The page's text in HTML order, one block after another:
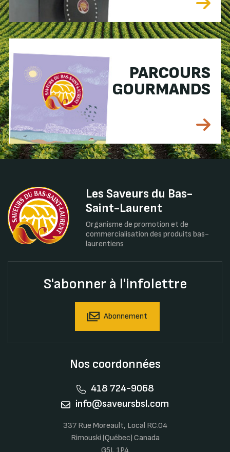
PARCOURS
GOURMANDS
Les Saveurs du Bas-
Saint-Laurent
Organisme de promotion et de
commercialisation des produits bas-
laurentiens
S'abonner à l'infolettre
Abonnement
Nos coordonnées
418 724-9068
info@saveursbsl.com
337 Rue Moreault, Local RC.04
Rimouski (Québec) Canada